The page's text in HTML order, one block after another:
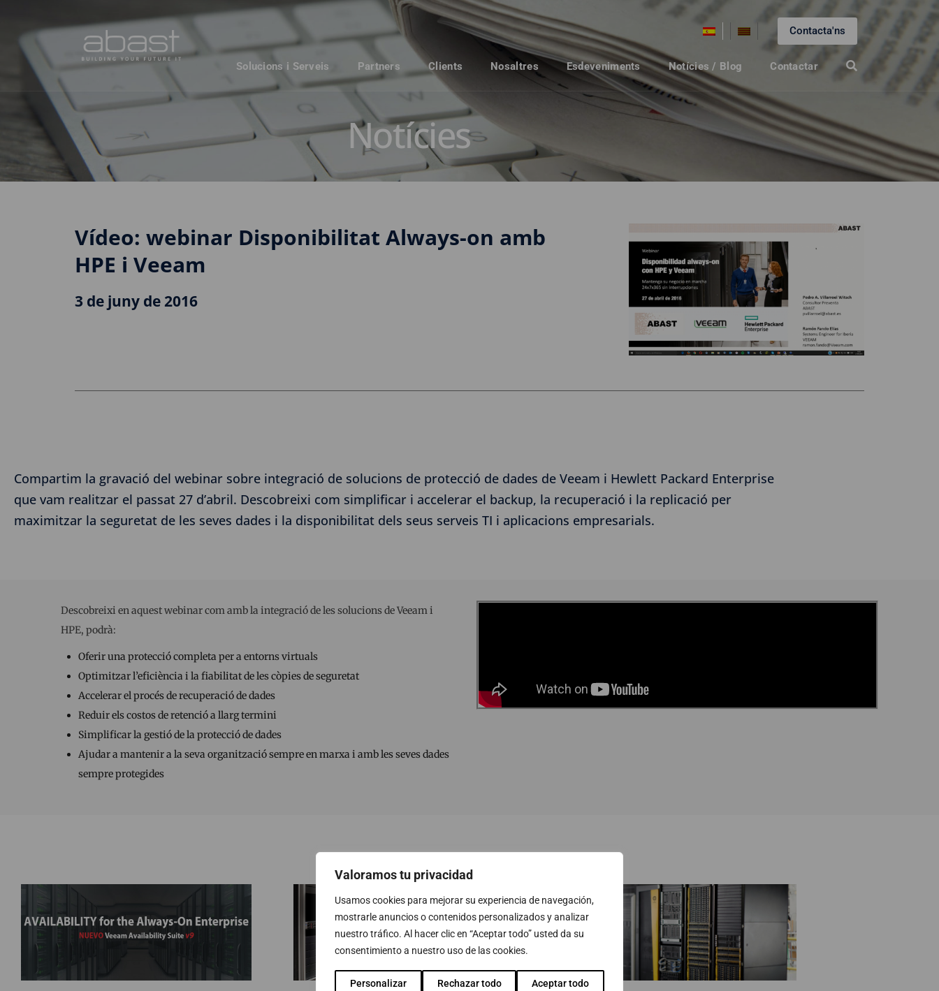
Valoramos tu privacidad
Usamos cookies para mejorar su experiencia de navegación,
mostrarle anuncios o contenidos personalizados y analizar
nuestro tráfico. Al hacer clic en “Aceptar todo” usted da su
consentimiento a nuestro uso de las cookies.
Personalizar Rechazar todo Aceptar todo
Contacta'ns
Solucions i Serveis Partners Clients Nosaltres Esdeveniments Notícies / Blog Contactar
Notícies
Vídeo: webinar Disponibilitat Always-on amb
HPE i Veeam
3 de juny de 2016
Compartim la gravació del webinar sobre integració de solucions de protecció de dades de Veeam i Hewlett Packard Enterprise
que vam realitzar el passat 27 d’abril. Descobreixi com simplificar i accelerar el backup, la recuperació i la replicació per
maximitzar la seguretat de les seves dades i la disponibilitat dels seus serveis TI i aplicacions empresarials.
Descobreixi en aquest webinar com amb la integració de les solucions de Veeam i
HPE, podrà:
Oferir una protecció completa per a entorns virtuals
Optimitzar l’eficiència i la fiabilitat de les còpies de seguretat
Accelerar el procés de recuperació de dades
Reduir els costos de retenció a llarg termini
Simplificar la gestió de la protecció de dades
Ajudar a mantenir a la seva organització sempre en marxa i amb les seves dades
sempre protegides